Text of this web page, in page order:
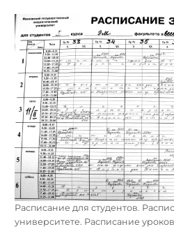
Расписание для студентов.
университете. Расписание